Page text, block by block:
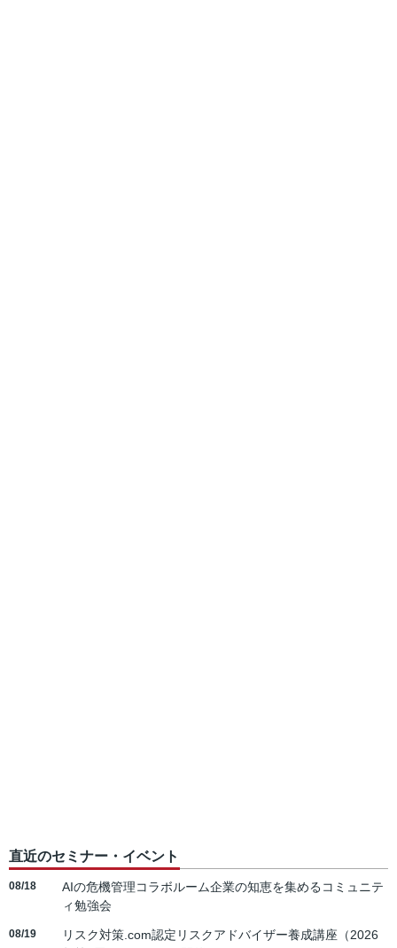
直近のセミナー・イベント
08/18
AIの危機管理コラボルーム企業の知恵を集めるコミュニテ
ィ勉強会
08/19
リスク対策.com認定リスクアドバイザー養成講座（2026